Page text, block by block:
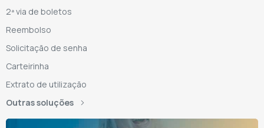
2ª via de boletos
Reembolso
Solicitação de senha
Carteirinha
Extrato de utilização
Outras soluções